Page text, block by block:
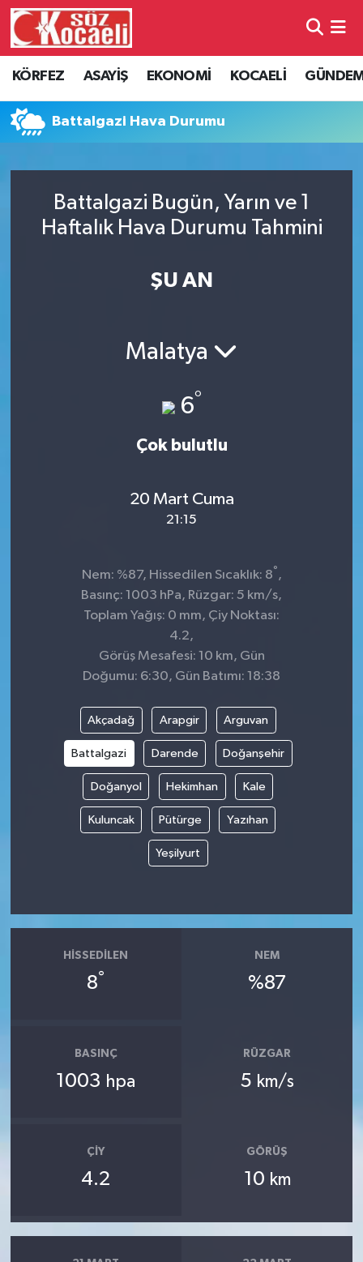
KÖRFEZ ASAYİŞ EKONOMİ KOCAELİ
Battalgazi Hava Durumu
Battalgazi Bugün, Yarın ve 1
Haftalık Hava Durumu Tahmini
ŞU AN
Malatya
6°
Çok bulutlu
20 Mart Cuma
21:15
Nem: %87, Hissedilen Sıcaklık: 8° ,
Basınç: 1003 hPa, Rüzgar: 5 km/s,
Toplam Yağış: 0 mm, Çiy Noktası:
4.2,
Görüş Mesafesi: 10 km, Gün
Doğumu: 6:30, Gün Batımı: 18:38
Akçadağ Arapgir Arguvan
Battalgazi Darende Doğanşehir
Doğanyol Hekimhan Kale
Kuluncak Pütürge Yazıhan
Yeşilyurt
HISSEDILEN
8°
NEM
%87
BASINÇ
1003 hpa
RÜZGAR
5 km/s
ÇIY
4.2
GÖRÜŞ
10 km
Kocaeli Hava Durumu
Kocaeli Namaz Vakitleri
Süper Lig Puan Durumu ve Fikstür